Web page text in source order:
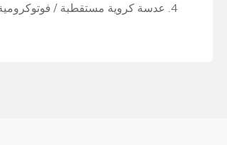
4. عدسة كروية مستقطبة / فوتوكرومية / مضادة للأشعة فوق البنفسجية متوفرة، مادة العدسة PC / TR90